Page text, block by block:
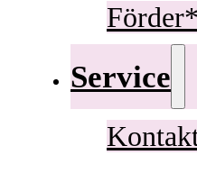
Service